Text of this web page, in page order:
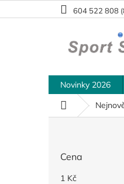
na
604 522 808
Novinky 2026
Domů
Cena
1 Kč